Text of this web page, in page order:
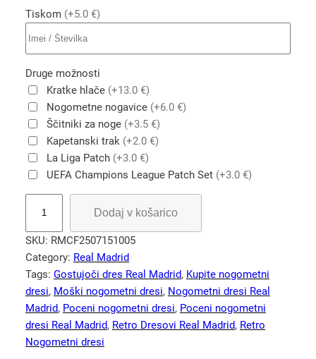
Tiskom (+5.0 €)
Druge možnosti
Kratke hlače (+13.0 €)
Nogometne nogavice (+6.0 €)
Ščitniki za noge (+3.5 €)
Kapetanski trak (+2.0 €)
La Liga Patch (+3.0 €)
UEFA Champions League Patch Set (+3.0 €)
t
r
o
n
o
g
o
Dodaj v košarico
SKU: RMCF2507151005
Category: Real Madrid
Tags: Gostujoči dres Real Madrid, Kupite nogometni
dresi, Moški nogometni dresi, Nogometni dresi Real
Madrid, Poceni nogometni dresi, Poceni nogometni
dresi Real Madrid, Retro Dresovi Real Madrid, Retro
Nogometni dresi